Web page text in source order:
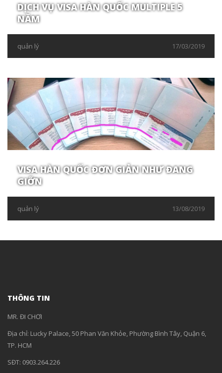
DỊCH VỤ VISA HÀN QUỐC MULTIPLE 5
NĂM
quản lý 17/03/2019
VISA HÀN QUỐC ĐƠN GIẢN NHƯ ĐANG
GIỠN
quản lý 13/08/2019
THÔNG TIN
MR. ĐI CHƠI
Địa chỉ: Lucky Palace, 50 Phan Văn Khỏe, Phường Bình Tây, Quận 6,
TP. HCM
SĐT: 0903.264.226